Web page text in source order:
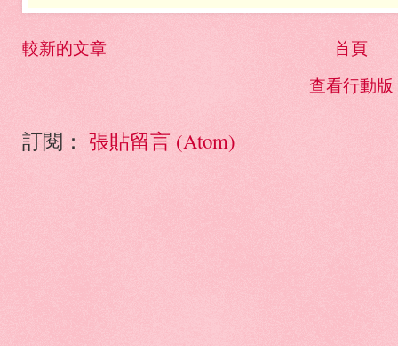
較新的文章
首頁
查看行動版
訂閱： 張貼留言 (Atom)